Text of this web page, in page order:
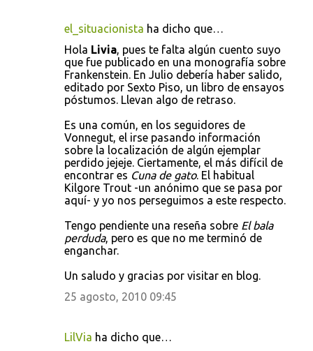
el_situacionista ha dicho que…
Hola Livia, pues te falta algún cuento suyo
que fue publicado en una monografía sobre
Frankenstein. En Julio debería haber salido,
editado por Sexto Piso, un libro de ensayos
póstumos. Llevan algo de retraso.
Es una común, en los seguidores de
Vonnegut, el irse pasando información
sobre la localización de algún ejemplar
perdido jejeje. Ciertamente, el más difícil de
encontrar es Cuna de gato. El habitual
Kilgore Trout -un anónimo que se pasa por
aquí- y yo nos perseguimos a este respecto.
Tengo pendiente una reseña sobre El bala
perduda, pero es que no me terminó de
enganchar.
Un saludo y gracias por visitar en blog.
25 agosto, 2010 09:45
LilVia ha dicho que…